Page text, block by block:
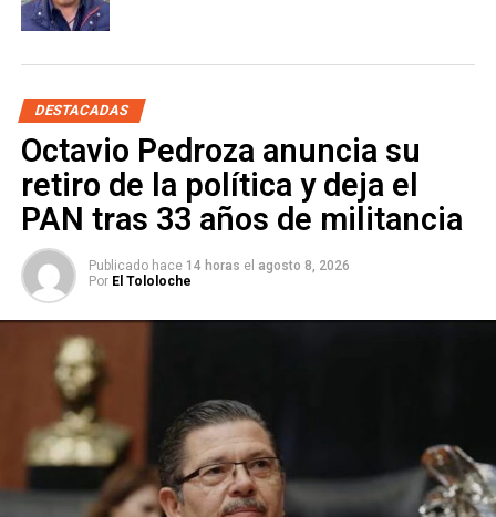
SIGUIENTE
Conade 2023
NO TE PIERDAS
Festival San Luis en Primavera arrancó actividades
con más de 15 mil espectadores
DESTACADAS
Octavio Pedroza anuncia su
retiro de la política y deja el
PAN tras 33 años de militancia
Publicado hace 14 horas el agosto 8, 2026
Por El Tololoche